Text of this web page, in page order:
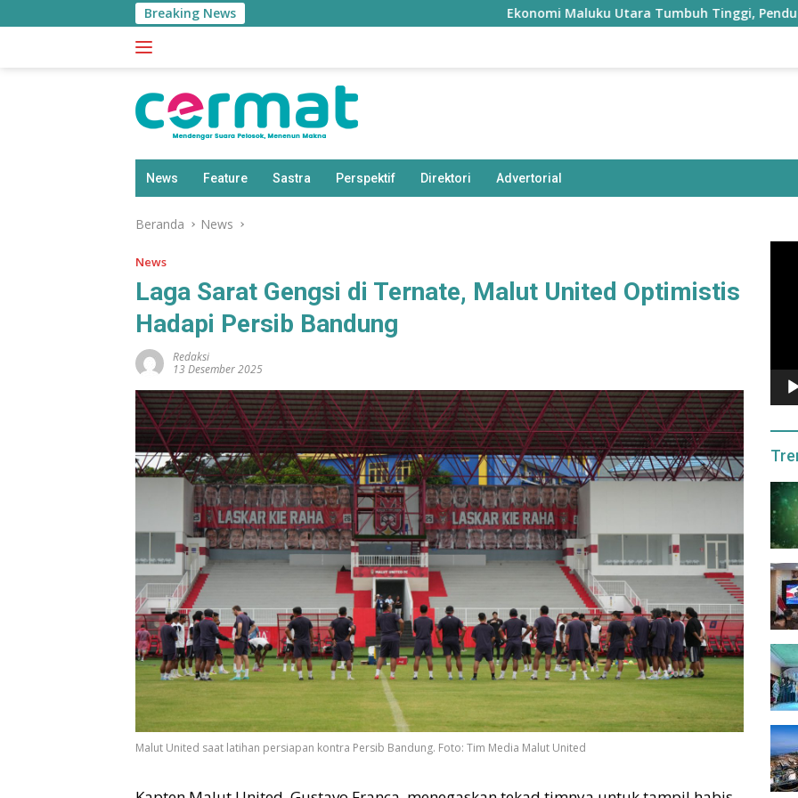
ke
Breaking News Ekonomi Maluku Utara Tumbuh Tinggi, Penduduk Miskin
News Feature Sastra Perspektif Direktori Advertorial
Beranda News
News
Laga Sarat Gengsi di Ternate, Malut United Optimistis
Hadapi Persib Bandung
Redaksi
13 Desember 2025
Malut United saat latihan persiapan kontra Persib Bandung. Foto: Tim Media Malut United